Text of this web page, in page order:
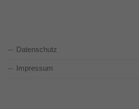
Datenschutz
Impressum